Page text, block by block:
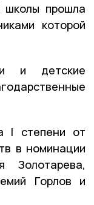
школы прошла
которой
и детские
I степени от
в номинации
Золотарева,
Горлов и